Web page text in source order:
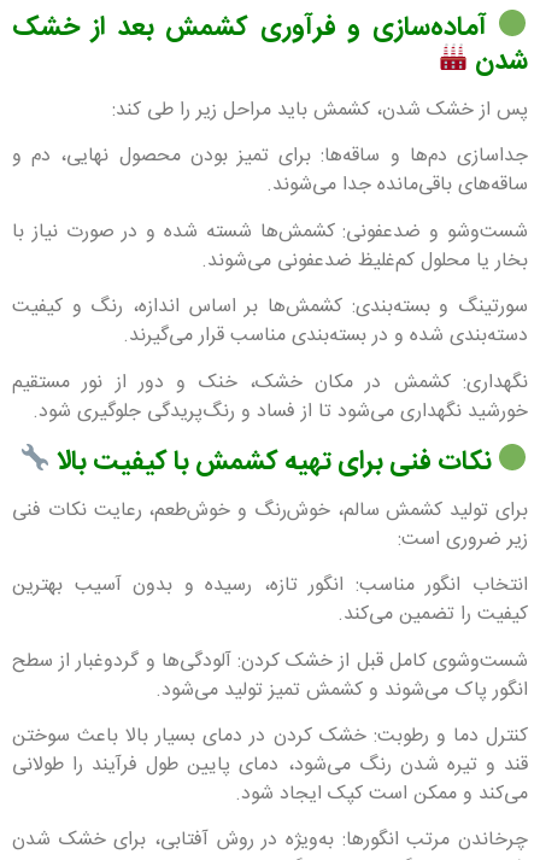
آماده‌سازی و فرآوری کشمش بعد از خشک
شدن
پس از خشک شدن، کشمش باید مراحل زیر را طی کند:
جداسازی دم‌ها و ساقه‌ها: برای تمیز بودن محصول نهایی، دم و
ساقه‌های باقی‌مانده جدا می‌شوند.
شست‌وشو و ضدعفونی: کشمش‌ها شسته شده و در صورت نیاز با
بخار یا محلول کم‌غلیظ ضدعفونی می‌شوند.
سورتینگ و بسته‌بندی: کشمش‌ها بر اساس اندازه، رنگ و کیفیت
دسته‌بندی شده و در بسته‌بندی مناسب قرار می‌گیرند.
نگهداری: کشمش در مکان خشک، خنک و دور از نور مستقیم
خورشید نگهداری می‌شود تا از فساد و رنگ‌پریدگی جلوگیری شود.
نکات فنی برای تهیه کشمش با کیفیت بالا
برای تولید کشمش سالم، خوش‌رنگ و خوش‌طعم، رعایت نکات فنی
زیر ضروری است:
انتخاب انگور مناسب: انگور تازه، رسیده و بدون آسیب بهترین
کیفیت را تضمین می‌کند.
شست‌وشوی کامل قبل از خشک کردن: آلودگی‌ها و گردوغبار از سطح
انگور پاک می‌شوند و کشمش تمیز تولید می‌شود.
کنترل دما و رطوبت: خشک کردن در دمای بسیار بالا باعث سوختن
قند و تیره شدن رنگ می‌شود، دمای پایین طول فرآیند را طولانی
می‌کند و ممکن است کپک ایجاد شود.
چرخاندن مرتب انگورها: به‌ویژه در روش آفتابی، برای خشک شدن